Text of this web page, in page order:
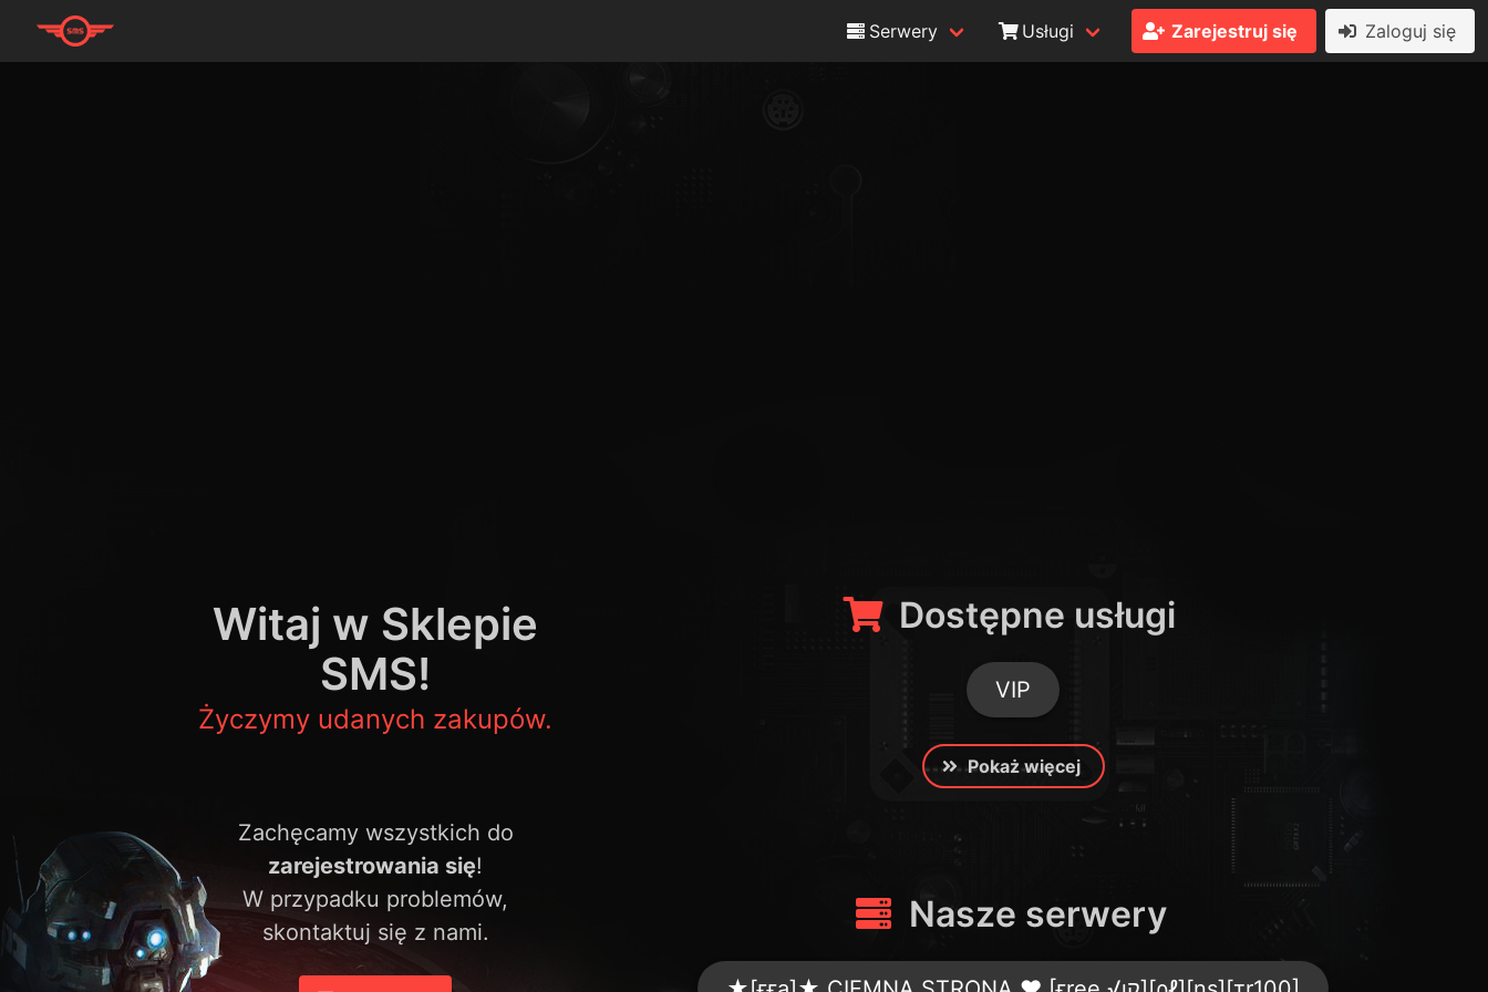
Serwery Usługi Zarejestruj się Zaloguj się
Witaj w Sklepie
SMS!
Życzymy udanych zakupów.
Zachęcamy wszystkich do
zarejestrowania się!
W przypadku problemów,
skontaktuj się z nami.
Dostępne usługi
VIP
Pokaż więcej
Nasze serwery